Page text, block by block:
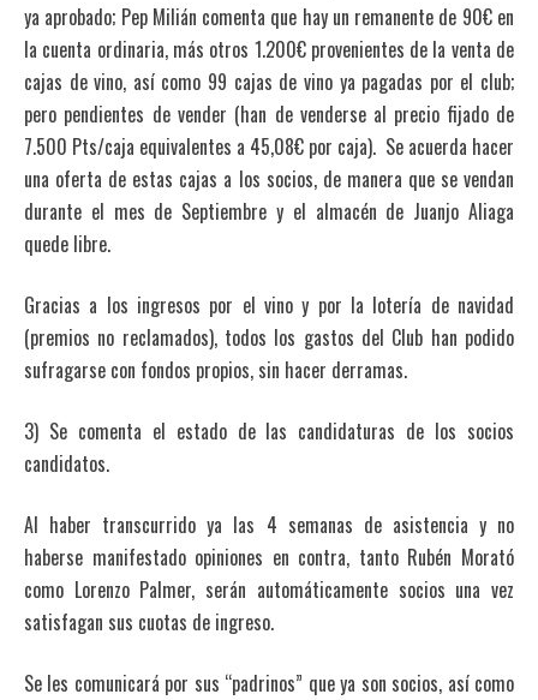
ya aprobado; Pep Milián comenta que hay un remanente de 90€ en
la cuenta ordinaria, más otros 1.200€ provenientes de la venta de
cajas de vino, así como 99 cajas de vino ya pagadas por el club;
pero pendientes de vender (han de venderse al precio fijado de
7.500 Pts/caja equivalentes a 45,08€ por caja). Se acuerda hacer
una oferta de estas cajas a los socios, de manera que se vendan
durante el mes de Septiembre y el almacén de Juanjo Aliaga
quede libre.
Gracias a los ingresos por el vino y por la lotería de navidad
(premios no reclamados), todos los gastos del Club han podido
sufragarse con fondos propios, sin hacer derramas.
3) Se comenta el estado de las candidaturas de los socios
candidatos.
Al haber transcurrido ya las 4 semanas de asistencia y no
haberse manifestado opiniones en contra, tanto Rubén Morató
como Lorenzo Palmer, serán automáticamente socios una vez
satisfagan sus cuotas de ingreso.
Se les comunicará por sus “padrinos” que ya son socios, así como